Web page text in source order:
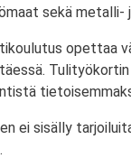
sekä metalli-
opettaa
Tulityökortin
ei sisälly